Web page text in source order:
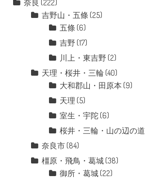
奈良 (222)
吉野山・五條 (25)
五條 (6)
吉野 (17)
川上・東吉野 (2)
天理・桜井・三輪 (40)
大和郡山・田原本 (9)
天理 (5)
室生・宇陀(6)
桜井・三輪・山の辺の道
奈良市(84)
橿原・飛鳥・葛城(38)
御所・葛城(22)